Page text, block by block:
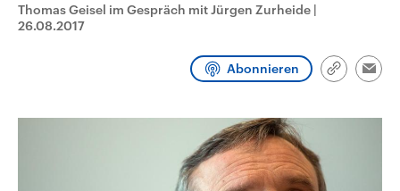
Audio-Archiv
Thomas Geisel im Gespräch mit Jürgen Zurheide |
26.08.2017
Abonnieren
Link